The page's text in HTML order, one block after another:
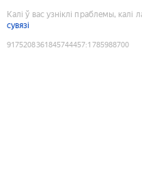
Калі ў вас узніклі праблемы, калі
сувязі
9175208361845744457:1785988700